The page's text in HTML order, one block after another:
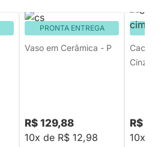
PRONTA ENTREGA
Vaso em Cerâmica - P
R$ 129,88
10x de R$ 12,98
Cinza -
R$
10x de